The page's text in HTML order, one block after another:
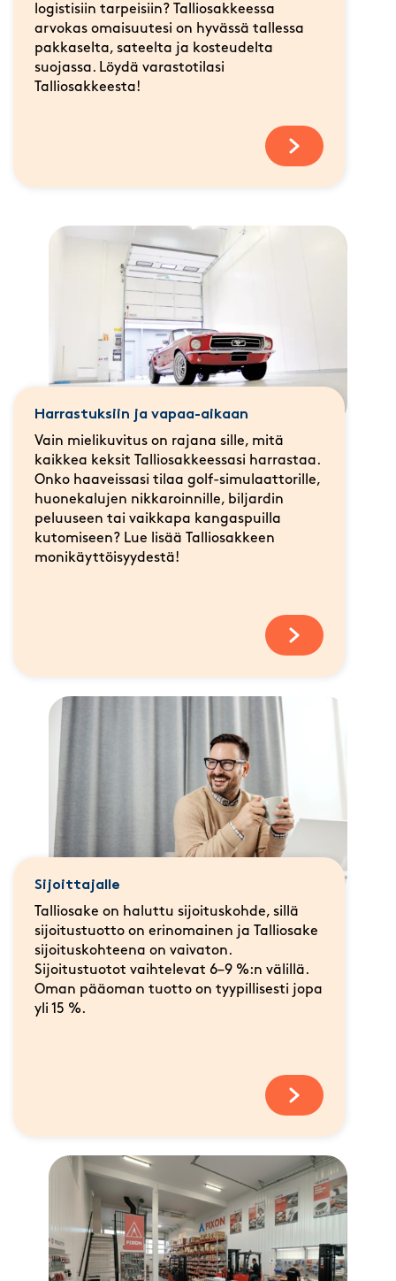
logistisiin tarpeisiin? Talliosakkeessa
arvokas omaisuutesi on hyvässä tallessa
pakkaselta, sateelta ja kosteudelta
suojassa. Löydä varastotilasi
Talliosakkeesta!
Harrastuksiin ja vapaa-aikaan
Vain mielikuvitus on rajana sille, mitä
kaikkea keksit Talliosakkeessasi harrastaa.
Onko haaveissasi tilaa golf-simulaattorille,
huonekalujen nikkaroinnille, biljardin
peluuseen tai vaikkapa kangaspuilla
kutomiseen? Lue lisää Talliosakkeen
monikäyttöisyydestä!
Sijoittajalle
Talliosake on haluttu sijoituskohde, sillä
sijoitustuotto on erinomainen ja Talliosake
sijoituskohteena on vaivaton.
Sijoitustuotot vaihtelevat 6–9 %:n välillä.
Oman pääoman tuotto on tyypillisesti jopa
yli 15 %.